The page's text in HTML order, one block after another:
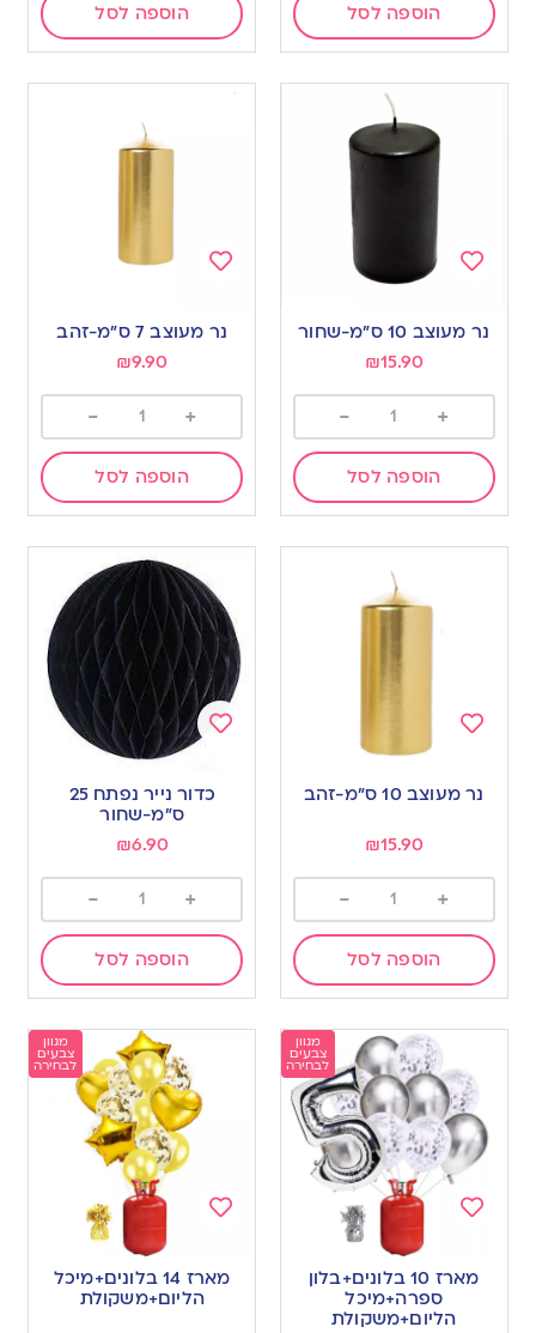
הוספה לסל הוספה לסל
to
נר מעוצב 10 ס”מ-שחור
₪15.90
+
-
הוספה לסל
נר מעוצב 7 ס”מ-זהב
₪9.90
+
-
הוספה לסל
toנר מעוצב 10 ס”מ-זהב
₪15.90
+
-
הוספה לסל
wishlist
כדור נייר נפתח 25
ס”מ-שחור
₪6.90
+
-
הוספה לסל
מגוון
צבעים
לבחירה
wishlist
מארז 10 בלונים+בלון
ספרה+מיכל
הליום+משקולת
מגוון
צבעים
לבחירה
to
wishlist
מארז 14 בלונים+מיכל
הליום+משקולת